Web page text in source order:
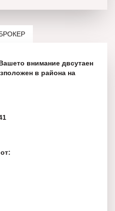
внимание двсутаен
в района на